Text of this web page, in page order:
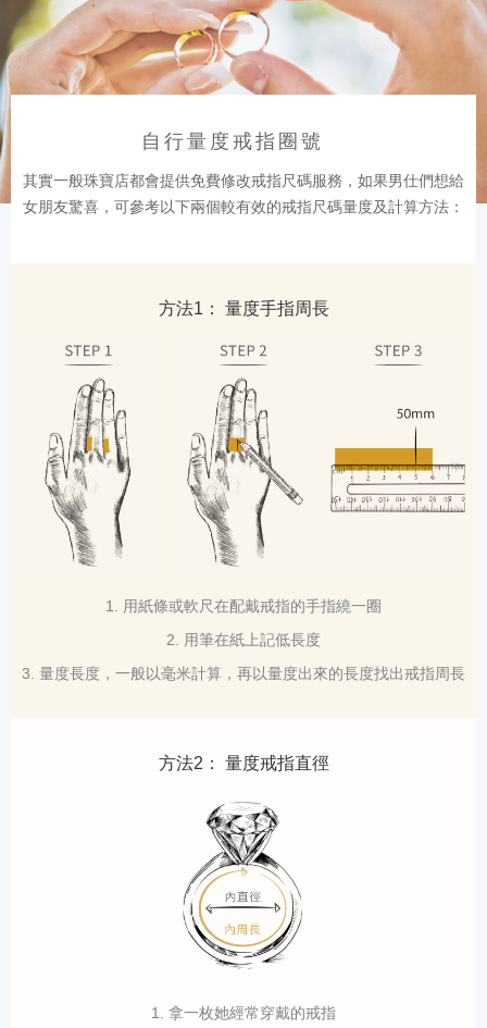
自行量度戒指圈號
其實一般珠寶店都會提供免費修改戒指尺碼服務，如果男仕們想給
女朋友驚喜，可參考以下兩個較有效的戒指尺碼量度及計算方法：
方法1： 量度手指周長
1. 用紙條或軟尺在配戴戒指的手指繞一圈
2. 用筆在紙上記低長度
3. 量度長度，一般以毫米計算，再以量度出來的長度找出戒指周長
方法2： 量度戒指直徑
1. 拿一枚她經常穿戴的戒指